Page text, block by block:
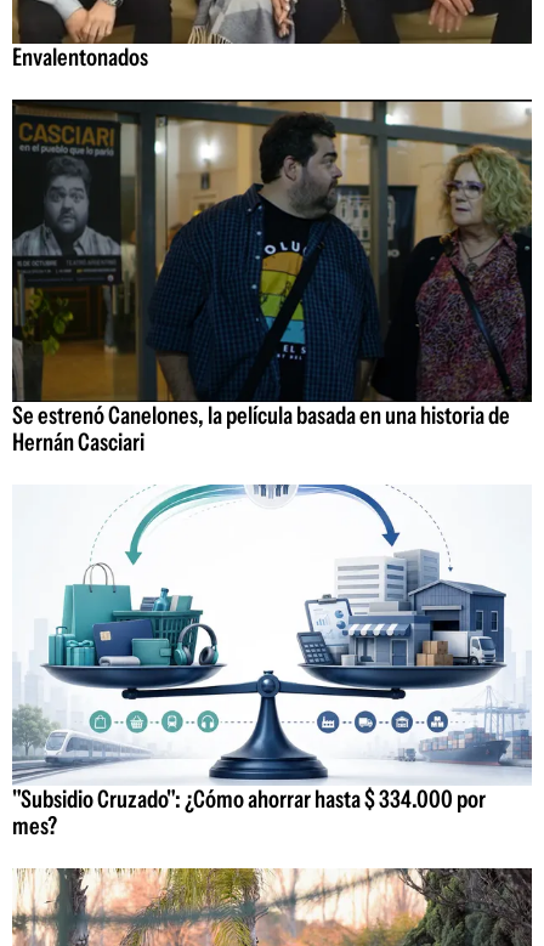
Envalentonados
Se estrenó Canelones, la película basada en una historia de
Hernán Casciari
"Subsidio Cruzado": ¿Cómo ahorrar hasta $ 334.000 por
mes?